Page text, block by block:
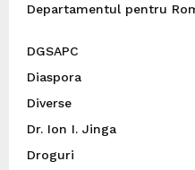
Departamentul pentru
DGSAPC
Diaspora
Diverse
Dr. Ion I. Jinga
Droguri